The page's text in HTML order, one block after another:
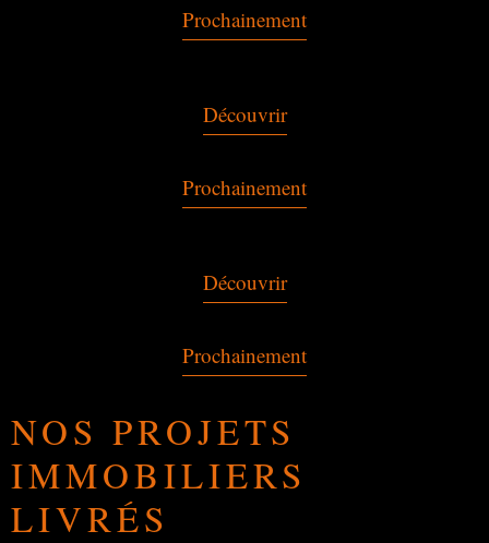
Prochainement
Découvrir
Prochainement
Découvrir
Prochainement
NOS PROJETS
IMMOBILIERS
LIVRÉS